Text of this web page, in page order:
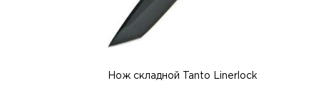
Нож складной Tanto Linerlock